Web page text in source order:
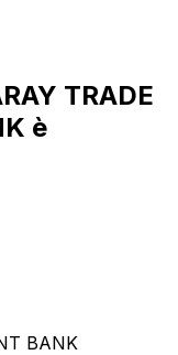
TRADE
è
BANK